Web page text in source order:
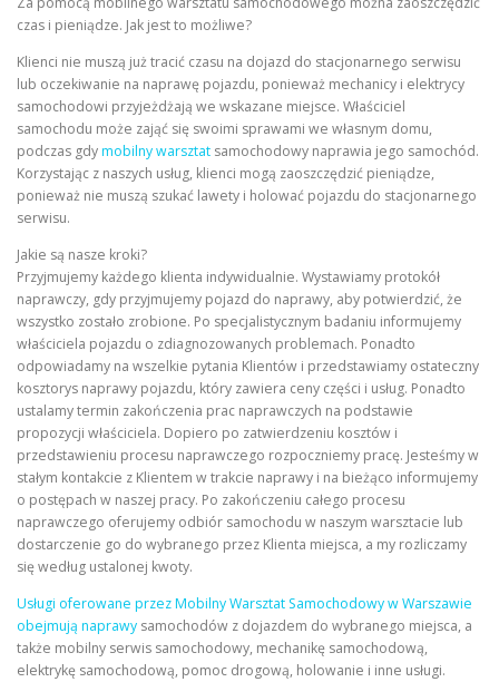
czas i pieniądze. Jak jest to możliwe?
Klienci nie muszą już tracić czasu na dojazd do stacjonarnego serwisu
lub oczekiwanie na naprawę pojazdu, ponieważ mechanicy i elektrycy
samochodowi przyjeżdżają we wskazane miejsce. Właściciel
samochodu może zająć się swoimi sprawami we własnym domu,
podczas gdymobilny warsztat samochodowy naprawia jego samochód.
Korzystając z naszych usług, klienci mogą zaoszczędzić pieniądze,
ponieważ nie muszą szukać lawety i holować pojazdu do stacjonarnego
serwisu.
Jakie są nasze kroki?
Przyjmujemy każdego klienta indywidualnie. Wystawiamy protokół
naprawczy, gdy przyjmujemy pojazd do naprawy, aby potwierdzić, że
wszystko zostało zrobione. Po specjalistycznym badaniu informujemy
właściciela pojazdu o zdiagnozowanych problemach. Ponadto
odpowiadamy na wszelkie pytania Klientów i przedstawiamy ostateczny
kosztorys naprawy pojazdu, który zawiera ceny części i usług. Ponadto
ustalamy termin zakończenia prac naprawczych na podstawie
propozycji właściciela. Dopiero po zatwierdzeniu kosztów i
przedstawieniu procesu naprawczego rozpoczniemy pracę. Jesteśmy w
stałym kontakcie z Klientem w trakcie naprawy i na bieżąco informujemy
o postępach w naszej pracy. Po zakończeniu całego procesu
naprawczego oferujemy odbiór samochodu w naszym warsztacie lub
dostarczenie go do wybranego przez Klienta miejsca, a my rozliczamy
się według ustalonej kwoty.
Usługi oferowane przez Mobilny Warsztat Samochodowy w Warszawie
obejmują naprawy samochodów z dojazdem do wybranego miejsca, a
także mobilny serwis samochodowy, mechanikę samochodową,
elektrykę samochodową, pomoc drogową, holowanie i inne usługi.